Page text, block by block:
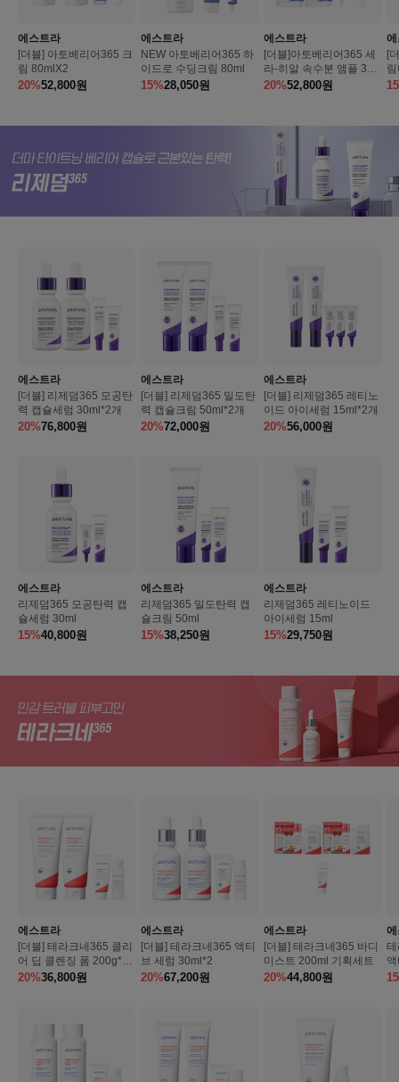
에스트라
[더블] 아토베리어365 크
림 80mlX2
20%52,800원
에스트라
NEW 아토베리어365 하
이드로 수딩크림 80ml
15%28,050원
에스트라
[더블]아토베리어365 세
라-히알 속수분 앰플 30
ml*2개
20%52,800원
[
에스트라
[더블] 리제덤365 모공탄
력 캡슐세럼 30ml*2개
20%76,800원
에스트라
[더블] 리제덤365 밀도탄
력 캡슐크림 50ml*2개
20%72,000원
에스트라
[더블] 리제덤365 레티노
이드 아이세럼 15ml*2개
20%56,000원
에스트라
리제덤365 모공탄력 캡
슐세럼 30ml
15%40,800원
에스트라
리제덤365 밀도탄력 캡
슐크림 50ml
15%38,250원
에스트라
리제덤365 레티노이드
아이세럼 15ml
15%29,750원
에스트라
[더블] 테라크네365 클리
어 딥 클렌징 폼 200g*2E
A
20%36,800원
에스트라
[더블] 테라크네365 액티
브 세럼 30ml*2
20%67,200원
에스트라
[더블] 테라크네365 바디
미스트 200ml 기획세트
20%44,800원